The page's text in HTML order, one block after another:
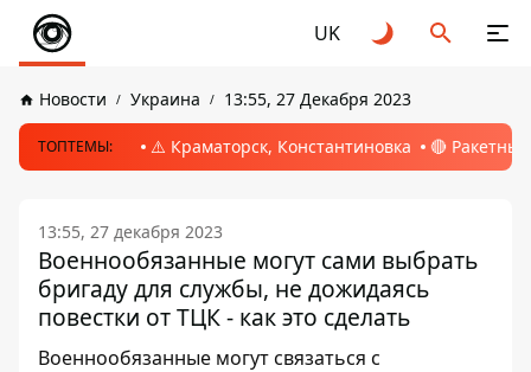
UK
Новости Украина 13:55, 27 Декабря 2023
ТОПТЕМЫ: ⚠️ Краматорск, Константиновка 🔴
13:55, 27 декабря 2023
Военнообязанные могут сами выбрать
бригаду для службы, не дожидаясь
повестки от ТЦК - как это сделать
Военнообязанные могут связаться с